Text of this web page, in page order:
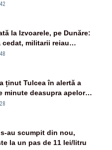
Zilei” la Realitatea PLUS
la Izvoarele, pe Dunăre:
cedat, militarii reiau
– VIDEO
ținut Tulcea în alertă a
minute deasupra apelor
fost ridicate două F-16
au scumpit din nou,
la un pas de 11 lei/litru